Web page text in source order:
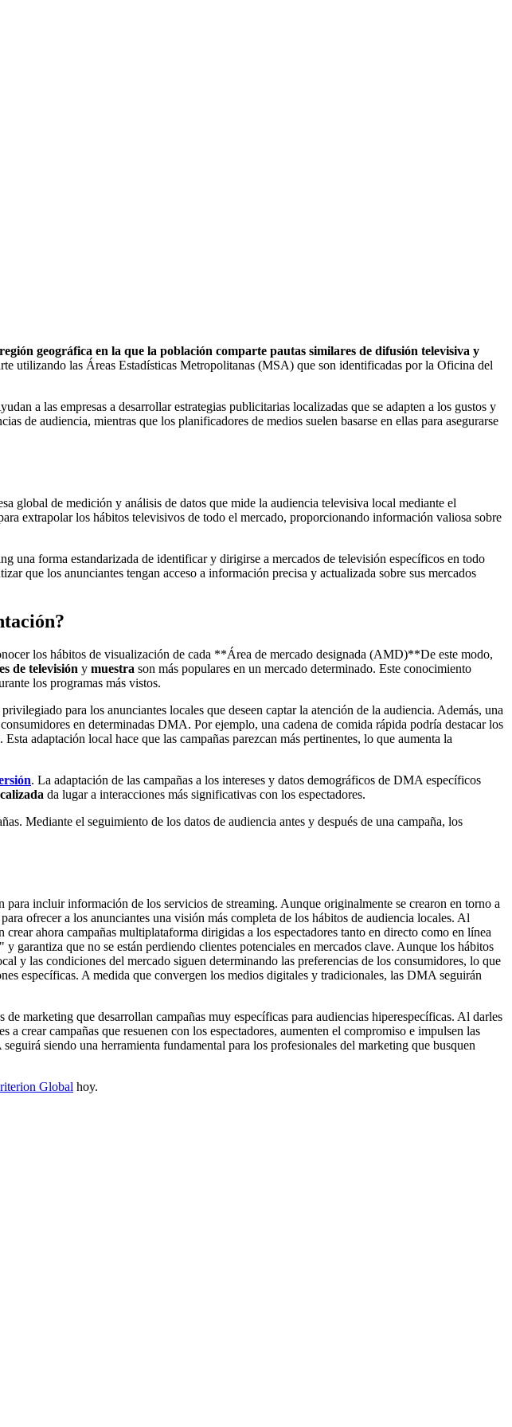
geográfica en la que la población comparte pautas similares de difusión televisiva y
utilizando las Áreas Estadísticas Metropolitanas (MSA) que son identificadas por la Oficina del
a las empresas a desarrollar estrategias publicitarias localizadas que se adapten a los gustos y
de audiencia, mientras que los planificadores de medios suelen basarse en ellas para asegurarse
global de medición y análisis de datos que mide la audiencia televisiva local mediante el
extrapolar los hábitos televisivos de todo el mercado, proporcionando información valiosa sobre
una forma estandarizada de identificar y dirigirse a mercados de televisión específicos en todo
que los anunciantes tengan acceso a información precisa y actualizada sobre sus mercados
los hábitos de visualización de cada **Área de mercado designada (AMD)**De este modo,
de televisión y muestra son más populares en un mercado determinado. Este conocimiento
los programas más vistos.
para los anunciantes locales que deseen captar la atención de la audiencia. Además, una
en determinadas DMA. Por ejemplo, una cadena de comida rápida podría destacar los
adaptación local hace que las campañas parezcan más pertinentes, lo que aumenta la
. La adaptación de las campañas a los intereses y datos demográficos de DMA específicos
da lugar a interacciones más significativas con los espectadores.
Mediante el seguimiento de los datos de audiencia antes y después de una campaña, los
incluir información de los servicios de streaming. Aunque originalmente se crearon en torno a
ofrecer a los anunciantes una visión más completa de los hábitos de audiencia locales. Al
ahora campañas multiplataforma dirigidas a los espectadores tanto en directo como en línea
que no se están perdiendo clientes potenciales en mercados clave. Aunque los hábitos
las condiciones del mercado siguen determinando las preferencias de los consumidores, lo que
específicas. A medida que convergen los medios digitales y tradicionales, las DMA seguirán
marketing que desarrollan campañas muy específicas para audiencias hiperespecíficas. Al darles
crear campañas que resuenen con los espectadores, aumenten el compromiso e impulsen las
siendo una herramienta fundamental para los profesionales del marketing que busquen
Global hoy.